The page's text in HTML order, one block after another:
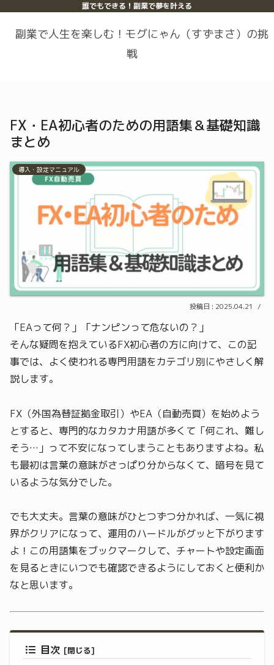
誰でもできる！副業で夢を叶える
副業で人生を楽しむ！モグにゃん（すずまさ）の挑
戦
FX・EA初心者のための用語集＆基礎知識
まとめ
導入・設定マニュアル
2025.04.21
「EAって何？」「ナンピンって危ないの？」
そんな疑問を抱えているFX初心者の方に向けて、この記
事では、よく使われる専門用語をカテゴリ別にやさしく解
説します。
FX（外国為替証拠金取引）やEA（自動売買）を始めよう
とすると、専門的なカタカナ用語が多くて「何これ、難し
そう…」って不安になってしまうこともありますよね。私
も最初は言葉の意味がさっぱり分からなくて、暗号を見て
いるような気分でした。
でも大丈夫。言葉の意味がひとつずつ分かれば、一気に視
界がクリアになって、運用のハードルがグッと下がります
よ！この用語集をブックマークして、チャートや設定画面
を見るときにいつでも確認できるようにしておくと便利か
なと思います。
目次